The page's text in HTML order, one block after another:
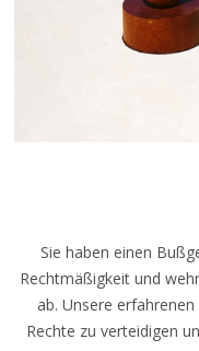
Sie haben einen
Rechtmäßigkeit und
ab. Unsere
Rechte zu verteidigen